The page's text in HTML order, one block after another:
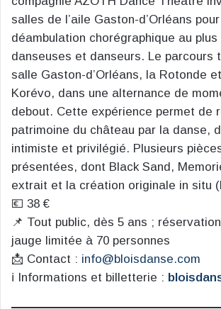
salles de l’aile Gaston-d’Orléans
déambulation chorégraphique au
danseuses et danseurs. Le parcours
salle Gaston-d’Orléans, la Rotonde
Korévo, dans une alternance de
debout. Cette expérience permet de
patrimoine du château par la danse,
intimiste et privilégié. Plusieurs
présentées, dont Black Sand,
extrait et la création originale in situ
💶 38 €
📌 Tout public, dès 5 ans ;
jauge limitée à 70 personnes
📩 Contact : info@bloisdanse.com
ℹ️ Informations et billetterie :